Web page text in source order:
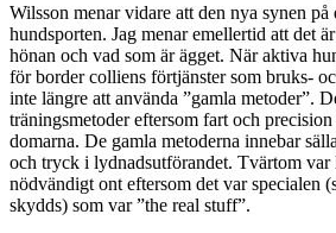
Wilsson menar vidare att den nya synen på
hundsporten. Jag menar emellertid att det
hönan och vad som är ägget. När aktiva
för border colliens förtjänster som bruks-
inte längre att använda ”gamla metoder”.
träningsmetoder eftersom fart och
domarna. De gamla metoderna innebar
och tryck i lydnadsutförandet. Tvärtom var
nödvändigt ont eftersom det var specialen
skydds) som var ”the real stuff”.